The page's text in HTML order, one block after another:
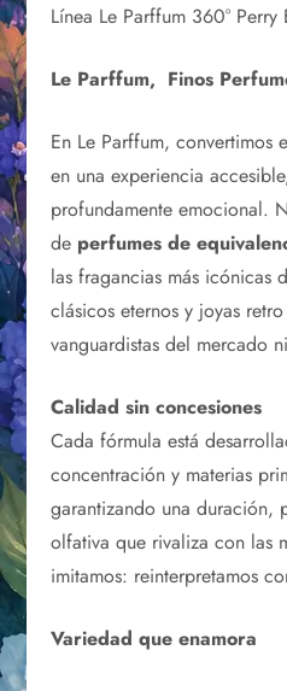
Línea Le Parffum 360°
Le Parffum, Finos
En Le Parffum, convertimos
en una experiencia
profundamente emocional.
de perfumes de
las fragancias más icónicas
clásicos eternos y joyas
vanguardistas del mercado
Calidad sin concesiones
Cada fórmula está
concentración y materias
garantizando una duración,
olfativa que rivaliza con las
imitamos: reinterpretamos
Variedad que enamora